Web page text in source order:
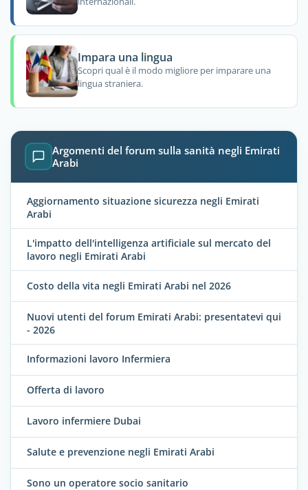
Impara una lingua
Scopri qual è il modo migliore per imparare una
lingua straniera.
Argomenti del forum sulla sanità negli Emirati
Arabi
Aggiornamento situazione sicurezza negli Emirati
Arabi
L'impatto dell'intelligenza artificiale sul mercato del
lavoro negli Emirati Arabi
Costo della vita negli Emirati Arabi nel 2026
Nuovi utenti del forum Emirati Arabi: presentatevi qui
- 2026
Informazioni lavoro Infermiera
Offerta di lavoro
Lavoro infermiere Dubai
Salute e prevenzione negli Emirati Arabi
Sono un operatore socio sanitario